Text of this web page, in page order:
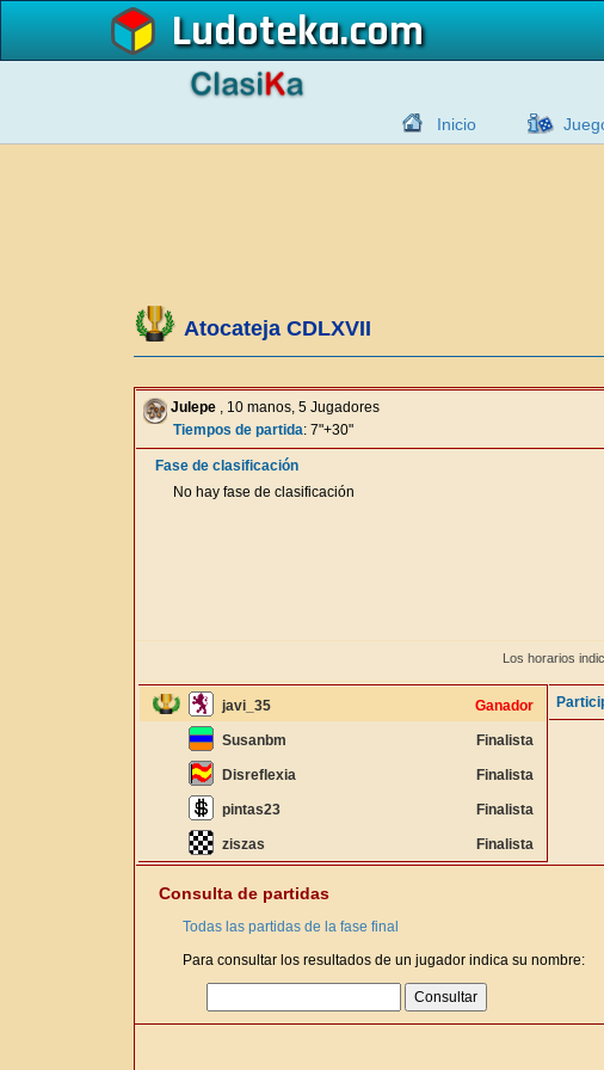
Ludoteka
Inicio
Atocateja CDLXVII
Julepe , 10 manos, 5 Jugadores
Tiempos de partida: 7"+30"
Fase de clasificación
No hay fase de clasificación
Los horarios
javi_35 Ganador
Susanbm Finalista
Disreflexia Finalista
pintas23 Finalista
ziszas Finalista
Consulta de partidas
Todas las partidas de la fase final
Para consultar los resultados de un jugador indica su nombre: